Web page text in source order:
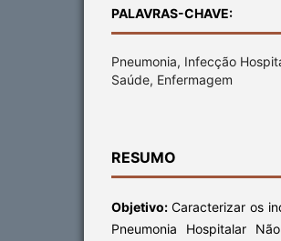
PALAVRAS-CHAVE:
Pneumonia, Infecção
Saúde, Enfermagem
RESUMO
Objetivo: Caracterizar os
Pneumonia Hospitalar